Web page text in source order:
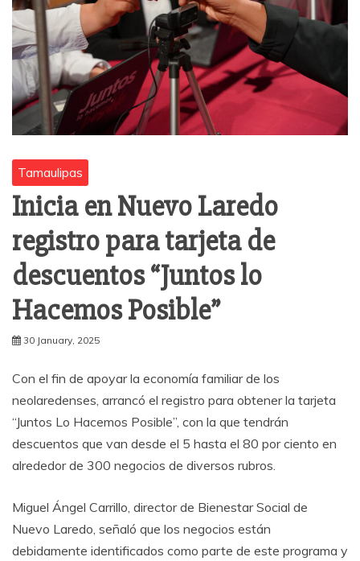
Tamaulipas
Inicia en Nuevo Laredo
registro para tarjeta de
descuentos “Juntos lo
Hacemos Posible”
30 January, 2025
Con el fin de apoyar la economía familiar de los
neolaredenses, arrancó el registro para obtener la tarjeta
“Juntos Lo Hacemos Posible”, con la que tendrán
descuentos que van desde el 5 hasta el 80 por ciento en
alrededor de 300 negocios de diversos rubros.
Miguel Ángel Carrillo, director de Bienestar Social de
Nuevo Laredo, señaló que los negocios están
debidamente identificados como parte de este programa y